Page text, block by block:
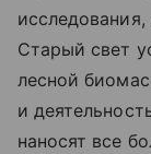
Старый свет
лесной
и
наносят все